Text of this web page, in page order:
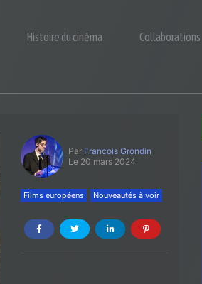
Histoire du cinéma Collaborations
Par Francois Grondin
Le 20 mars 2024
Films européens Nouveautés à voir